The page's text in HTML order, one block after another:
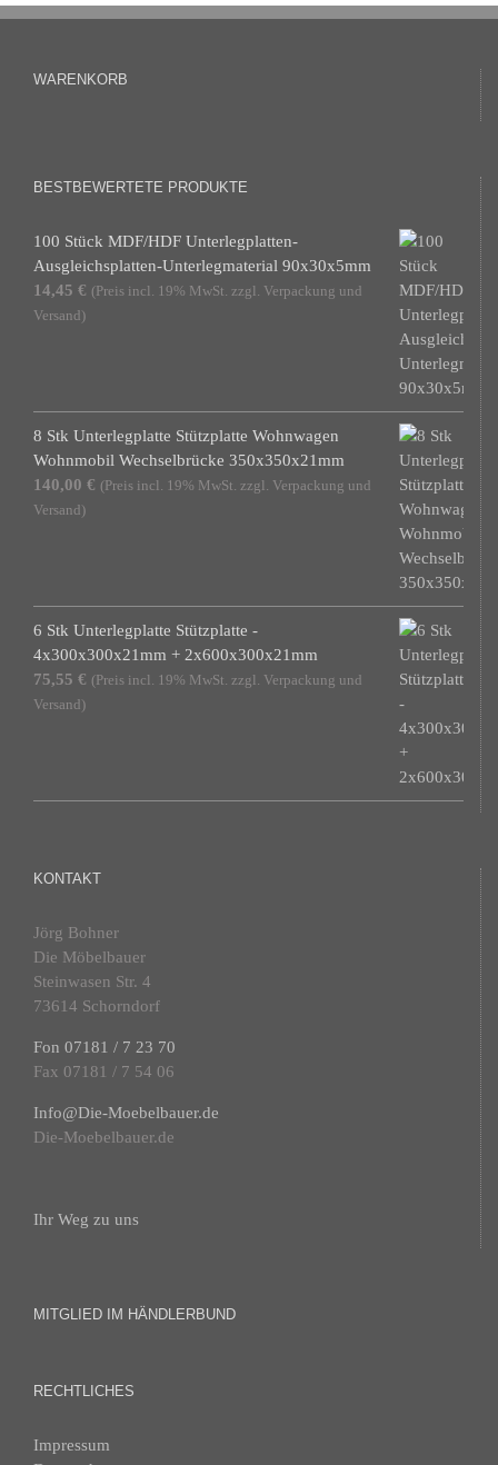
WARENKORB
BESTBEWERTETE PRODUKTE
100 Stück MDF/HDF Unterlegplatten-
Ausgleichsplatten-Unterlegmaterial 90x30x5mm
14,45 € (Preis incl. 19% MwSt. zzgl. Verpackung und
Versand)
8 Stk Unterlegplatte Stützplatte Wohnwagen
Wohnmobil Wechselbrücke 350x350x21mm
140,00 € (Preis incl. 19% MwSt. zzgl. Verpackung und
Versand)
6 Stk Unterlegplatte Stützplatte -
4x300x300x21mm + 2x600x300x21mm
75,55 € (Preis incl. 19% MwSt. zzgl. Verpackung und
Versand)
KONTAKT
Jörg Bohner
Die Möbelbauer
Steinwasen Str. 4
73614 Schorndorf
Fon 07181 / 7 23 70
Fax 07181 / 7 54 06
Info@Die-Moebelbauer.de
Die-Moebelbauer.de
Ihr Weg zu uns
MITGLIED IM HÄNDLERBUND
RECHTLICHES
Impressum